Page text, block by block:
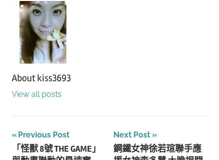
About kiss3693
View all posts
文
章
Previous Post
「怪獸 8號 THE GAME」
Next Post
鋼鐵女神徐若瑄聯手應